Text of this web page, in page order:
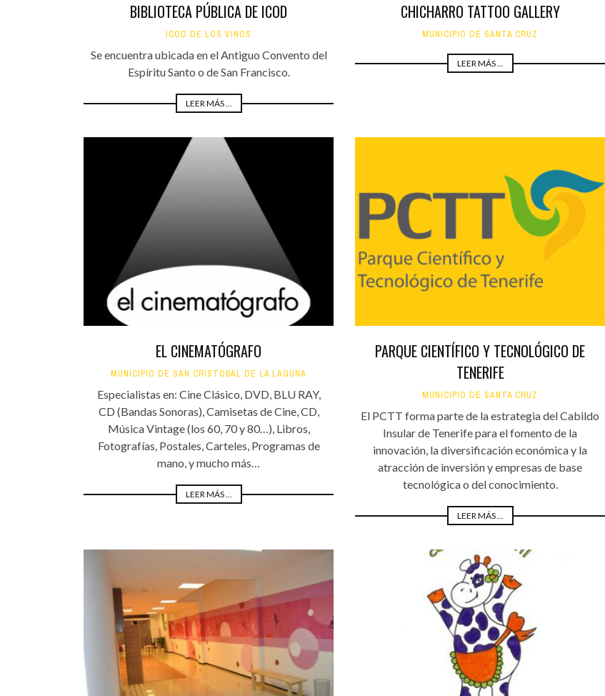
BIBLIOTECA PÚBLICA DE ICOD
ICOD DE LOS VINOS
Se encuentra ubicada en el Antiguo Convento del
Espíritu Santo o de San Francisco.
LEER MÁS ...
CHICHARRO TATTOO GALLERY
MUNICIPIO DE SANTA CRUZ
LEER MÁS ...
EL CINEMATÓGRAFO
MUNICIPIO DE SAN CRISTÓBAL DE LA LAGUNA
Especialistas en: Cine Clásico, DVD, BLU RAY,
CD (Bandas Sonoras), Camisetas de Cine, CD,
Música Vintage (los 60, 70 y 80…), Libros,
Fotografías, Postales, Carteles, Programas de
mano, y mucho más…
LEER MÁS ...
PARQUE CIENTÍFICO Y TECNOLÓGICO DE
TENERIFE
MUNICIPIO DE SANTA CRUZ
El PCTT forma parte de la estrategia del Cabildo
Insular de Tenerife para el fomento de la
innovación, la diversificación económica y la
atracción de inversión y empresas de base
tecnológica o del conocimiento.
LEER MÁS ...